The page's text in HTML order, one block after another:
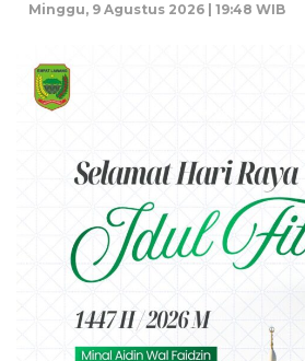
Minggu, 9 Agustus 2026 | 19:48 WIB